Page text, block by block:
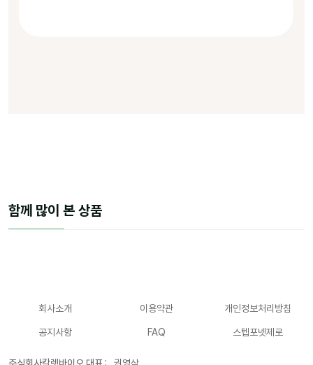
함께 많이 본 상품
회사소개 이용약관 개인정보처리방침
공지사항 FAQ 스텝포넷제로